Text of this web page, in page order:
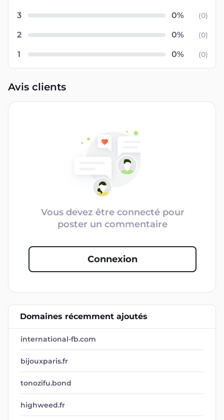
3 (0)
2 (0)
1 (0)
Avis clients
Vous devez être connecté pour
poster un commentaire
Connexion
Domaines récemment ajoutés
international-fb.com
bijouxparis.fr
tonozifu.bond
highweed.fr